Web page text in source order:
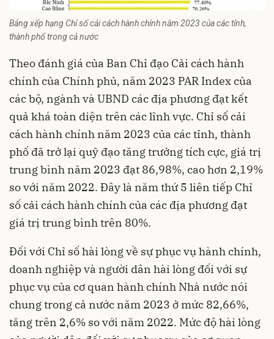
Bảng xếp hạng Chỉ số cải cách hành chính năm 2023 của các tỉnh,
thành phố trong cả nước
Theo đánh giá của Ban Chỉ đạo Cải cách hành
chính của Chính phủ, năm 2023 PAR Index của
các bộ, ngành và UBND các địa phương đạt kết
quả khá toàn diện trên các lĩnh vực. Chỉ số cải
cách hành chính năm 2023 của các tỉnh, thành
phố đã trở lại quỹ đạo tăng trưởng tích cực, giá trị
trung bình năm 2023 đạt 86,98%, cao hơn 2,19%
so với năm 2022. Đây là năm thứ 5 liên tiếp Chỉ
số cải cách hành chính của các địa phương đạt
giá trị trung bình trên 80%.
Đối với Chỉ số hài lòng về sựphục vụ hành chính,
doanh nghiệp và người dân hài lòng đối với sự
phục vụ của cơ quan hành chính Nhà nước nói
chung trong cả nước năm 2023 ở mức 82,66%,
tăng trên 2,6% so với năm 2022. Mức độ hài lòng